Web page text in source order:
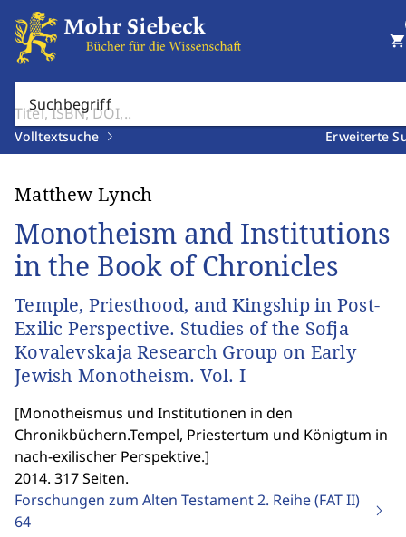
Suchbegriff
Volltextsuche Erweiterte
shopping_cart
Matthew Lynch
Monotheism and Institutions
in the Book of Chronicles
Temple, Priesthood, and Kingship in Post-
Exilic Perspective. Studies of the Sofja
Kovalevskaja Research Group on Early
Jewish Monotheism. Vol. I
[Monotheismus und Institutionen in den
Chronikbüchern.Tempel, Priestertum und Königtum in
nach-exilischer Perspektive.]
2014. 317 Seiten.
Forschungen zum Alten Testament 2. Reihe (FAT II)
64